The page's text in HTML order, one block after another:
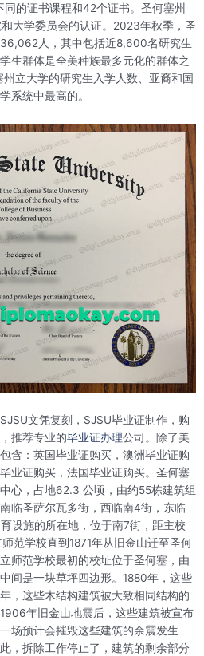
同的证书课程和42个证书。圣何塞州
大学委员会的认证。2023年秋季，圣
人，其中包括近8,600名研究生
生群体是全美种族最多元化的群体之
立大学的研究生入学人数、亚裔和国
系统中最高的。
文凭复刻，SJSU毕业证制作，购
推荐专业的毕业证办理公司。除了美
含：英国毕业证购买，澳洲毕业证购
业证购买，法国毕业证购买。圣何塞
心，占地62.3 公顷，由约55栋建筑组
临圣萨尔瓦多街，西临南4街，东临
设施的所在地，位于南7街，距主校
范学校直到1871年从旧金山迁至圣何
师范学校最初的校址位于圣何塞，由
间是一块草坪四边形。1880年，这些
，这些木结构建筑被大致相同结构的
年旧金山地震后，这些建筑被宣布
场预计会摧毁这些建筑的余震发生
，拆除工作停止了，建筑的剩余部分